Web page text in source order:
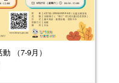
（7-9月）